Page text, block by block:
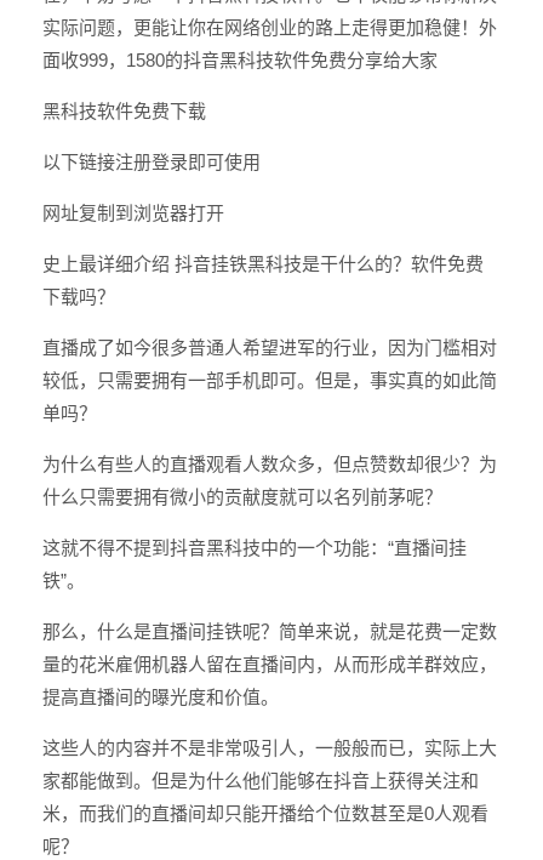
实际问题，更能让你在网络创业的路上走得更加稳健！外
面收999，1580的抖音黑科技软件免费分享给大家
黑科技软件免费下载
以下链接注册登录即可使用
网址复制到浏览器打开
史上最详细介绍 抖音挂铁黑科技是干什么的？软件免费
下载吗？
直播成了如今很多普通人希望进军的行业，因为门槛相对
较低，只需要拥有一部手机即可。但是，事实真的如此简
单吗？
为什么有些人的直播观看人数众多，但点赞数却很少？为
什么只需要拥有微小的贡献度就可以名列前茅呢？
这就不得不提到抖音黑科技中的一个功能：“直播间挂
铁”。
那么，什么是直播间挂铁呢？简单来说，就是花费一定数
量的花米雇佣机器人留在直播间内，从而形成羊群效应，
提高直播间的曝光度和价值。
这些人的内容并不是非常吸引人，一般般而已，实际上大
家都能做到。但是为什么他们能够在抖音上获得关注和
米，而我们的直播间却只能开播给个位数甚至是0人观看
呢？